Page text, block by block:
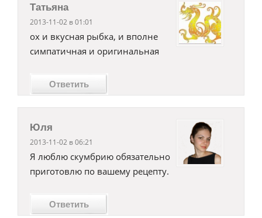
Татьяна
2013-11-02 в 01:01
ох и вкусная рыбка, и вполне
симпатичная и оригинальная
Ответить
Юля
2013-11-02 в 06:21
Я люблю скумбрию обязательно
приготовлю по вашему рецепту.
Ответить